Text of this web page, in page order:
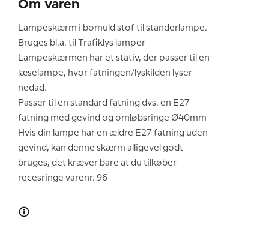
Om varen
Lampeskærm i bomuld stof til standerlampe.
Bruges bl.a. til Trafiklys lamper
Lampeskærmen har et stativ, der passer til en
læselampe, hvor fatningen/lyskilden lyser
nedad.
Passer til en standard fatning dvs. en E27
fatning med gevind og omløbsringe Ø40mm
Hvis din lampe har en ældre E27 fatning uden
gevind, kan denne skærm alligevel godt
bruges, det kræver bare at du tilkøber
recesringe varenr. 96